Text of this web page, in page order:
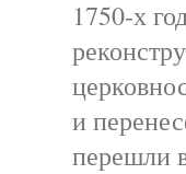
1750-х
и
перешли